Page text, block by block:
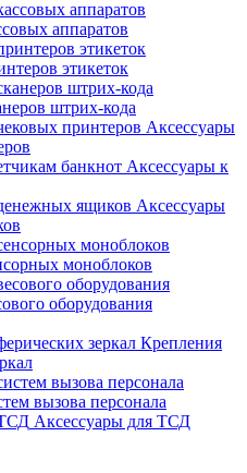
аппаратов
этикеток
штрих-кода
Аксессуары
Аксессуары к
Аксессуары
моноблоков
оборудования
Крепления
вызова персонала
Аксессуары для ТСД